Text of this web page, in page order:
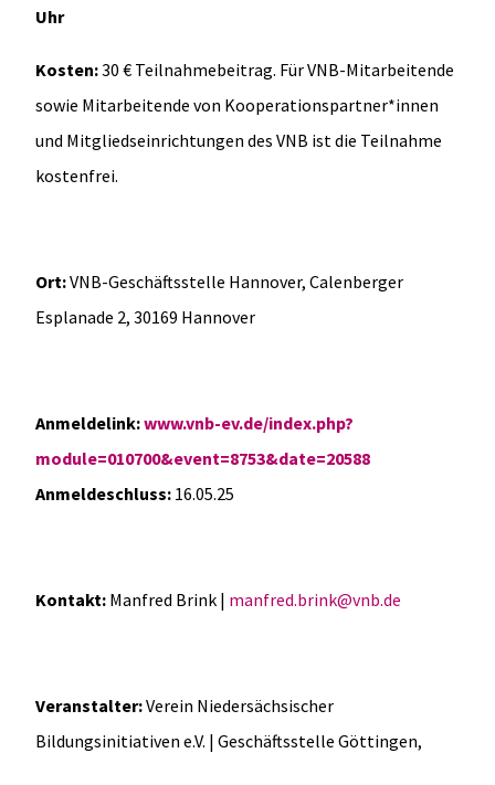
Uhr
Kosten:30 € Teilnahmebeitrag. Für VNB-Mitarbeitende
sowie Mitarbeitende von Kooperationspartner*innen
und Mitgliedseinrichtungen des VNB ist die Teilnahme
kostenfrei.
Ort:VNB-Geschäftsstelle Hannover, Calenberger
Esplanade 2, 30169 Hannover
Anmeldelink:www.vnb-ev.de/index.php?
module=010700&event=8753&date=20588
Anmeldeschluss: 16.05.25
Kontakt: Manfred Brink | manfred.brink@vnb.de
Veranstalter:Verein Niedersächsischer
Bildungsinitiativen e.V. | Geschäftsstelle Göttingen,